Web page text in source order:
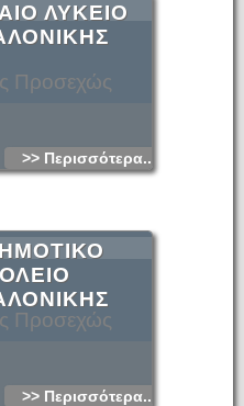
Προσεχώς
ΛΥΚΕΙΟ
>> Περισσότερα...
Προσεχώς
>> Περισσότερα...